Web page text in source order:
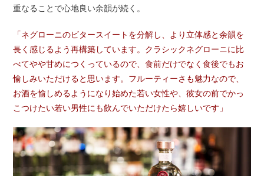
重なることで心地良い余韻が続く。
「ネグローニのビタースイートを分解し、より立体感と余韻を
長く感じるよう再構築しています。クラシックネグローニに比
べてやや甘めにつくっているので、食前だけでなく食後でもお
愉しみいただけると思います。フルーティーさも魅力なので、
お酒を愉しめるようになり始めた若い女性や、彼女の前でかっ
こつけたい若い男性にも飲んでいただけたら嬉しいです」